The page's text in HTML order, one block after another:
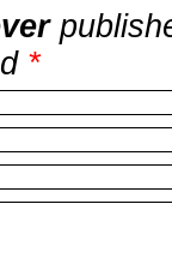
*